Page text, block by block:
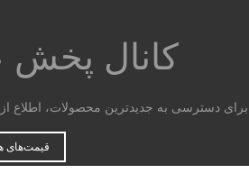
کانال پخش
برای دسترسی به جدیدترین محصولات، اطلاع
قیمت‌های